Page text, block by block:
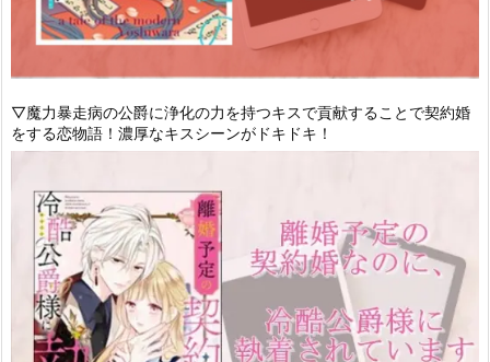
▽魔力暴走病の公爵に浄化の力を持つキスで貢献することで契約婚
をする恋物語！濃厚なキスシーンがドキドキ！